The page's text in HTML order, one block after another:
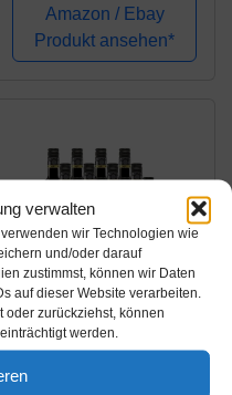
verwalten
wir Technologien wie
und/oder darauf
zustimmst, können wir Daten
auf dieser Website verarbeiten.
oder zurückziehst, können
werden.
Amazon / Ebay
Produkt ansehen*
Amazon.de